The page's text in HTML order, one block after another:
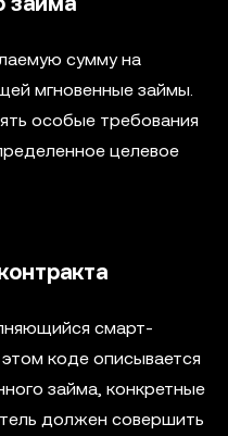
сумму на
мгновенные займы.
особые требования
целевое
смарт-
коде описывается
займа, конкретные
должен совершить